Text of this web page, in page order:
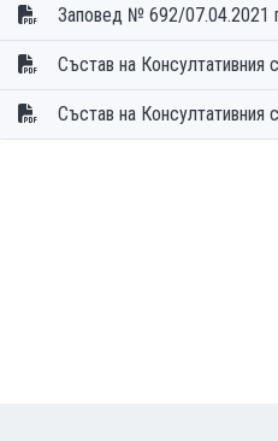
Заповед № 692/07.04.2021
Състав на Консултативния
Състав на Консултативния